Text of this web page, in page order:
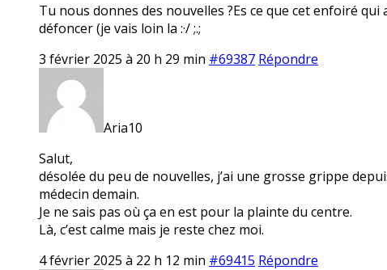
Tu nous donnes des nouvelles ?Es ce que cet enfoiré
défoncer (je vais loin la :·/ ;.;
3 février 2025 à 20 h 29 min #69387 Répondre
Aria10
Salut,
désolée du peu de nouvelles, j’ai une grosse grippe
médecin demain.
Je ne sais pas où ça en est pour la plainte du centre.
Là, c’est calme mais je reste chez moi.
4 février 2025 à 22 h 12 min #69415 Répondre